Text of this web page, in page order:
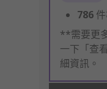
786
**需要更
一下「查
細資訊。